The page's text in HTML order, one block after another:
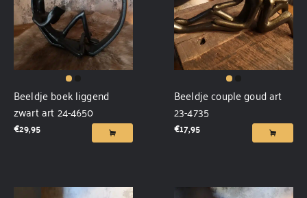
Beeldje boek liggend
zwart art 24-4650
€29,95
Beeldje couple goud art
23-4735
€17,95